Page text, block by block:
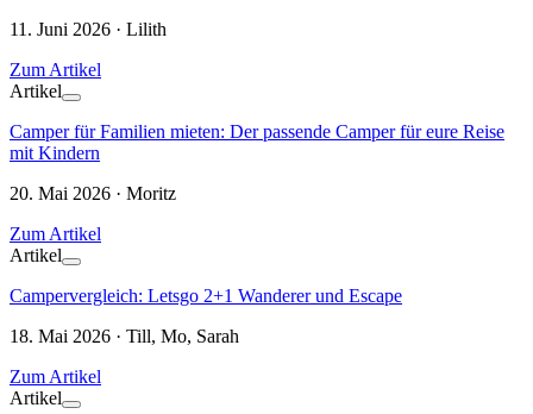
11. Juni 2026 · Lilith
Zum Artikel
Artikel
Camper für Familien mieten: Der passende Camper für eure Reise
mit Kindern
20. Mai 2026 · Moritz
Zum Artikel
Artikel
Campervergleich: Letsgo 2+1 Wanderer und Escape
18. Mai 2026 · Till, Mo, Sarah
Zum Artikel
Artikel